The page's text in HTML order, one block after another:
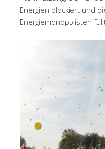
Energien blockiert und
Energiemonopolisten